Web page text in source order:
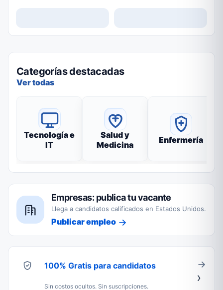
Categorías destacadas
Ver todas
Tecnología e
IT
Salud y
Medicina
Enfermería
Empresas: publica tu vacante
Llega a candidatos calificados en Estados Unidos.
Publicar empleo
100% Gratis para candidatos
Sin costos ocultos. Sin suscripciones.